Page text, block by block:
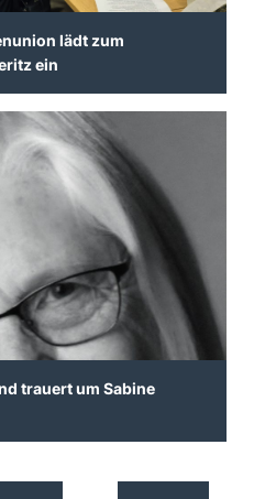
lädt zum
ein
trauert um Sabine